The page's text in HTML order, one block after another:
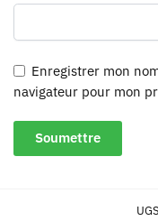
Enregistrer mon
navigateur pour mon